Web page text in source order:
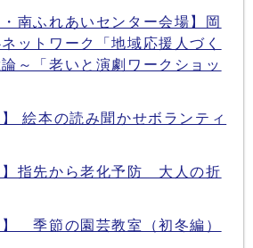
・南ふれあいセンター会場】岡
ットワーク「地域応援人づく
～「老いと演劇ワークショッ
】 絵本の読み聞かせボランティ
】指先から老化予防 大人の折
】 季節の園芸教室（初冬編）